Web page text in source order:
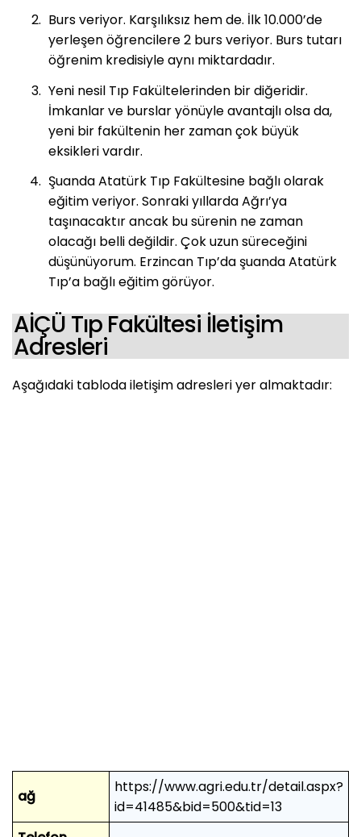
Burs veriyor. Karşılıksız hem de. İlk 10.000’de
yerleşen öğrencilere 2 burs veriyor. Burs tutarı
öğrenim kredisiyle aynı miktardadır.
Yeni nesil Tıp Fakültelerinden bir diğeridir.
İmkanlar ve burslar yönüyle avantajlı olsa da,
yeni bir fakültenin her zaman çok büyük
eksikleri vardır.
Şuanda Atatürk Tıp Fakültesine bağlı olarak
eğitim veriyor. Sonraki yıllarda Ağrı’ya
taşınacaktır ancak bu sürenin ne zaman
olacağı belli değildir. Çok uzun süreceğini
düşünüyorum. Erzincan Tıp’da şuanda Atatürk
Tıp’a bağlı eğitim görüyor.
AİÇÜ Tıp Fakültesi İletişim
Adresleri
Aşağıdaki tabloda iletişim adresleri yer almaktadır:
ağ
https://www.agri.edu.tr/detail.aspx?
id=41485&bid=500&tid=13